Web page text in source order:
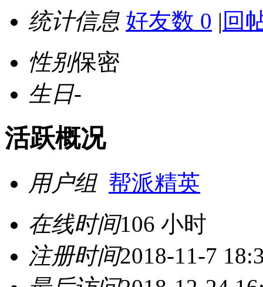
统计信息 好友数 0 | 回
性别保密
生日-
活跃概况
用户组 帮派精英
在线时间106 小时
注册时间2018-11-7